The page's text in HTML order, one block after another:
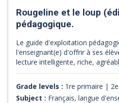
Rougeline et le loup
pédagogique.
Le guide d'exploitation
l'enseignant(e) d'offrir à ses
lecture intelligente, riche,
lecture et le plaisir de la
Grade levels : 1re primaire |
Subject : Français, langue